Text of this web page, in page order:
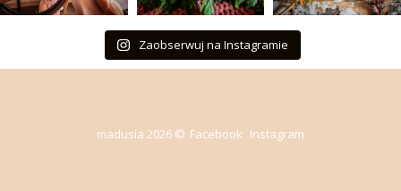
Zaobserwuj na Instagramie
madusia 2026 © Facebook Instagram